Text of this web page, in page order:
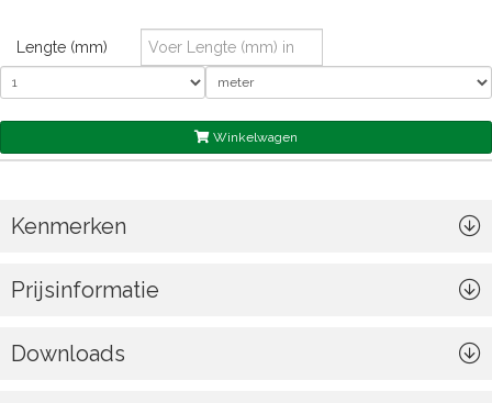
Lengte (mm)
Winkelwagen
Kenmerken
Prijsinformatie
Downloads